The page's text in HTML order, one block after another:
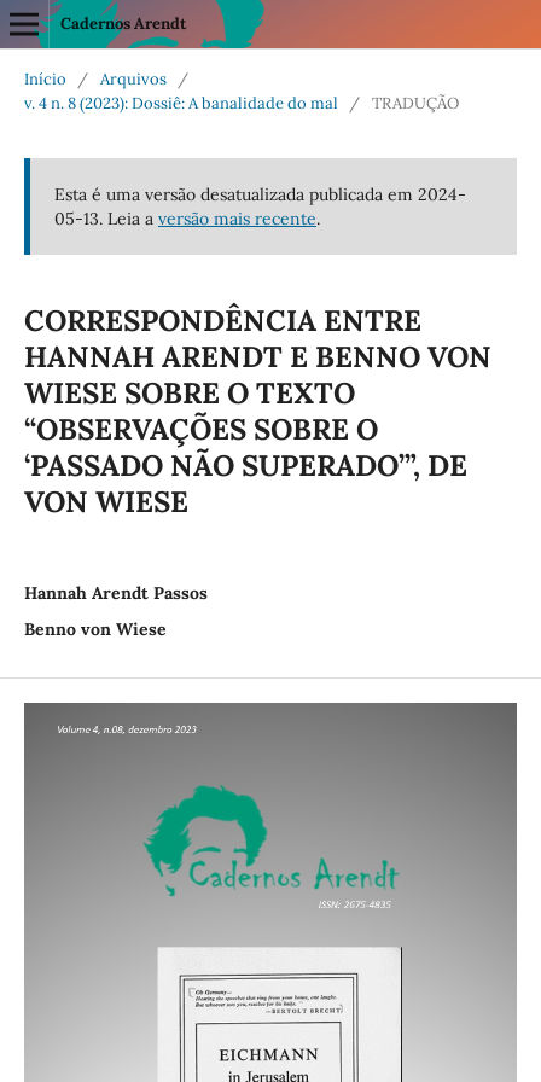
Cadernos Arendt
Início / Arquivos
/
v. 4 n. 8 (2023): Dossiê: A banalidade do mal
/ TRADUÇÃO
Esta é uma versão desatualizada publicada em 2024-
05-13. Leia a versão mais recente.
CORRESPONDÊNCIA ENTRE
HANNAH ARENDT E BENNO VON
WIESE SOBRE O TEXTO
“OBSERVAÇÕES SOBRE O
‘PASSADO NÃO SUPERADO’”, DE
VON WIESE
Hannah Arendt Passos
Benno von Wiese